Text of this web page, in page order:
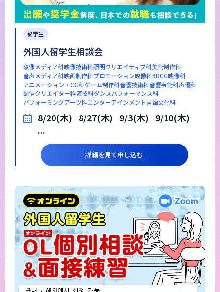
留学生
外国人留学生相談会
映像メディア科映像技術科照明クリエイティブ科美術制作科
音声メディア科映画制作科プロモーション映像科3DCG映像科
アニメーション・CG科ゲーム制作科音響技術科音響芸術科声優科
配信クリエイター科演技科ダンスパフォーマンス科
パフォーミングアーツ科エンターテインメント言語文化科
8/20(木) 8/27(木) 9/3(木) 9/10(木)
...
詳細を見て申し込む